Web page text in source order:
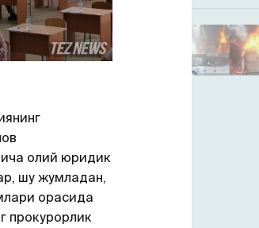
олий юридик
шу жумладан,
орасида
прокурорлик